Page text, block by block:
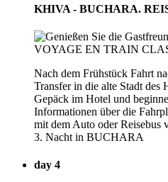
KHIVA - BUCHARA.
Nach dem Frühstück Fahrt
Transfer in die alte Stadt
Gepäck im Hotel und
Informationen über die
mit dem Auto oder
3. Nacht in BUCHARA
day 4